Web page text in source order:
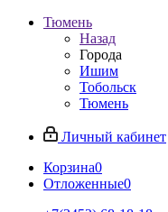
Тюмень
Назад
Города
Ишим
Тобольск
Тюмень
Личный кабинет
Корзина0
Отложенные0